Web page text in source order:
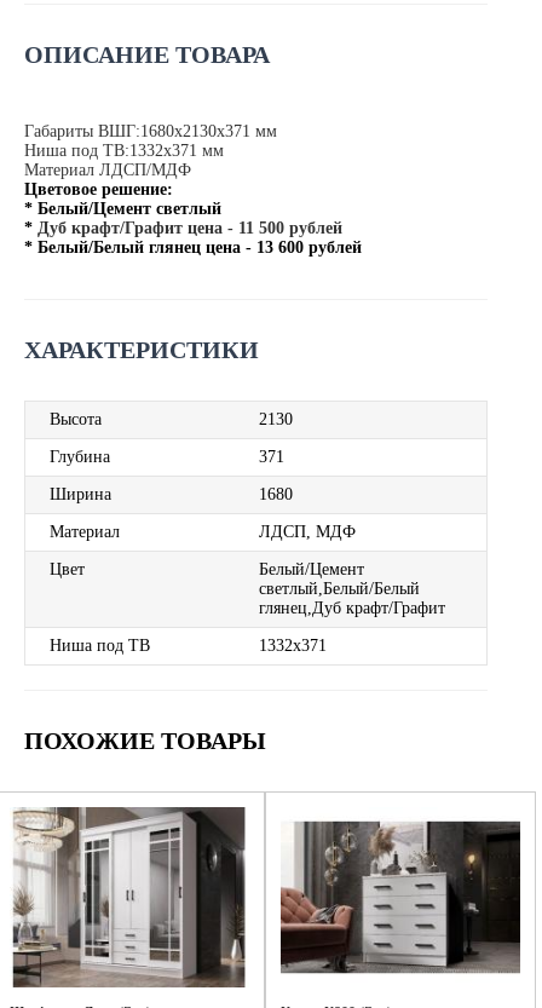
ОПИСАНИЕ ТОВАРА
Габариты ВШГ:1680х2130х371 мм
Ниша под ТВ:1332х371 мм
Материал ЛДСП/МДФ
Цветовое решение:
* Белый/Цемент светлый
* Дуб крафт/Графит цена - 11 500 рублей
* Белый/Белый глянец цена - 13 600 рублей
ХАРАКТЕРИСТИКИ
Высота 2130
Глубина 371
Ширина 1680
Материал ЛДСП, МДФ
Цвет
Белый/Цемент
светлый,Белый/Белый
глянец,Дуб крафт/Графит
Ниша под ТВ 1332х371
ПОХОЖИЕ ТОВАРЫ